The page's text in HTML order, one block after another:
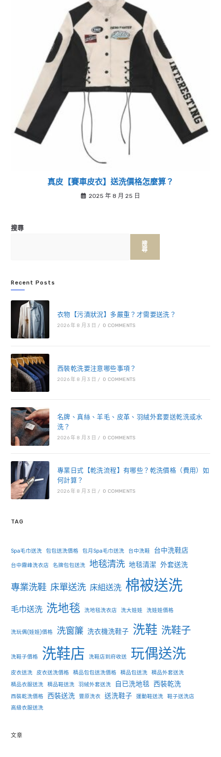
真皮【賽車皮衣】送洗價格怎麼算？
2025 年 8 月 25 日
搜尋
搜
尋
Recent Posts
衣物【污漬狀況】多嚴重？才需要送洗？
2026 年 8 月 3 日 / 0 COMMENTS
西裝乾洗要注意哪些事項？
2026 年 8 月 3 日 / 0 COMMENTS
名牌、真絲、羊毛、皮革、羽絨外套要送乾洗或水
洗？
2026 年 8 月 3 日 / 0 COMMENTS
專業日式【乾洗流程】有哪些？乾洗價格（費用）如
何計算？
2026 年 8 月 3 日 / 0 COMMENTS
TAG
Spa毛巾送洗 包包送洗價格 包月Spa毛巾送洗 台中洗鞋 台中洗鞋店
台中霧峰洗衣店 名牌包包送洗 地毯清洗 地毯清潔 外套送洗
專業洗鞋 床單送洗 床組送洗 棉被送洗
毛巾送洗 洗地毯 洗地毯洗衣店 洗大娃娃 洗娃娃價格
洗玩偶(娃娃)價格 洗窗簾 洗衣機洗鞋子 洗鞋 洗鞋子
洗鞋子價格 洗鞋店 洗鞋店到府收送 玩偶送洗
皮衣送洗 皮衣送洗價格 精品包包送洗價格 精品包送洗
精品外套送洗
精品衣服送洗
精品鞋送洗 羽絨外套送洗 自已洗地毯 西裝乾洗
西裝乾洗價格 西裝送洗 豐原洗衣 送洗鞋子 運動鞋送洗
鞋子送洗店
高級衣服送洗
文章